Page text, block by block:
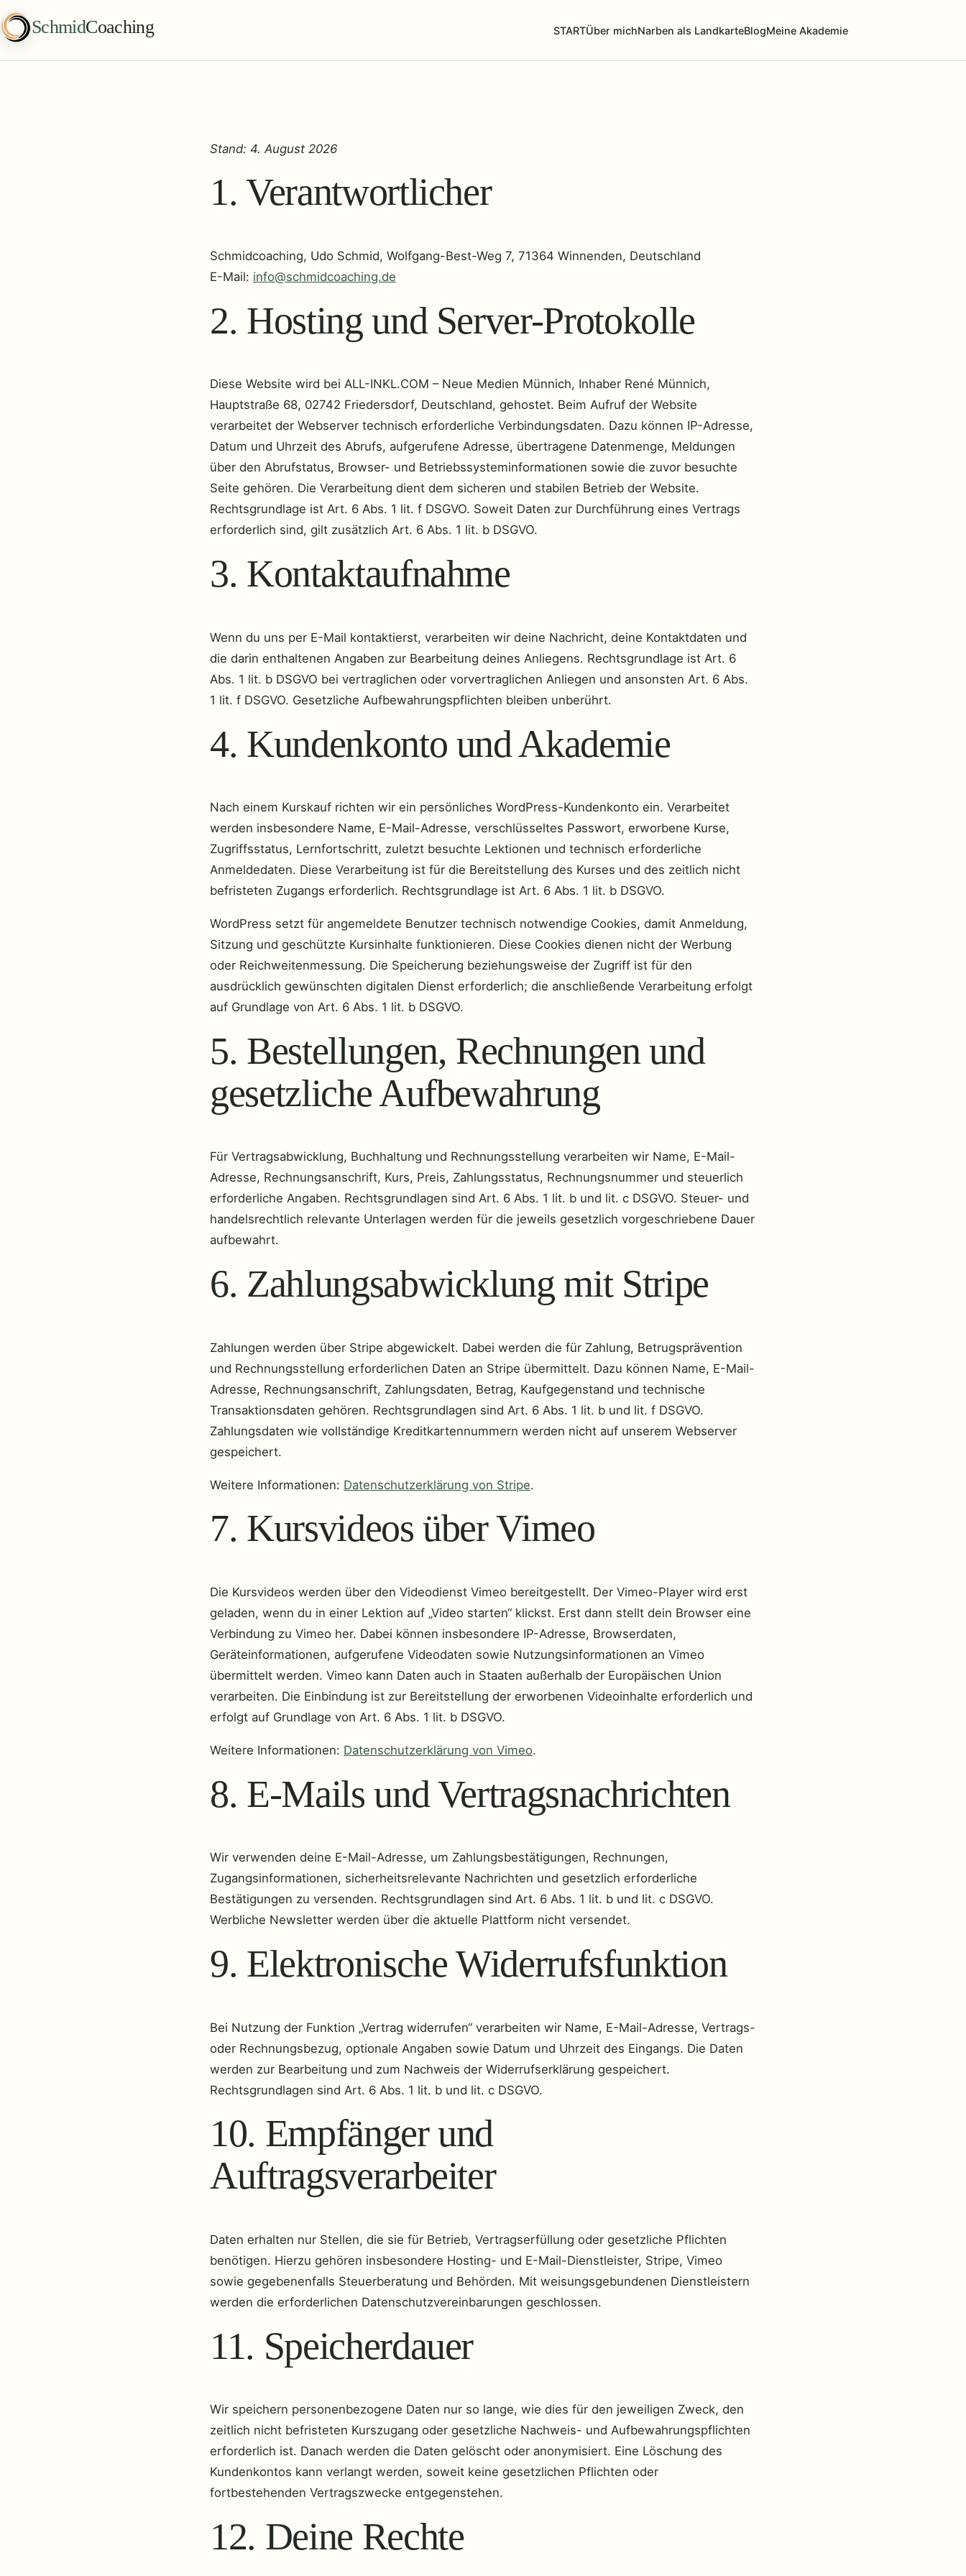
Zum Inhalt springen
SchmidCoaching STARTÜber michNarben als LandkarteBlogMeine Akademie
Stand: 4. August 2026
1. Verantwortlicher
Schmidcoaching, Udo Schmid, Wolfgang-Best-Weg 7, 71364 Winnenden, Deutschland
E-Mail: info@schmidcoaching.de
2. Hosting und Server-Protokolle
Diese Website wird bei ALL-INKL.COM – Neue Medien Münnich, Inhaber René Münnich,
Hauptstraße 68, 02742 Friedersdorf, Deutschland, gehostet. Beim Aufruf der Website
verarbeitet der Webserver technisch erforderliche Verbindungsdaten. Dazu können IP-Adresse,
Datum und Uhrzeit des Abrufs, aufgerufene Adresse, übertragene Datenmenge, Meldungen
über den Abrufstatus, Browser- und Betriebssysteminformationen sowie die zuvor besuchte
Seite gehören. Die Verarbeitung dient dem sicheren und stabilen Betrieb der Website.
Rechtsgrundlage ist Art. 6 Abs. 1 lit. f DSGVO. Soweit Daten zur Durchführung eines Vertrags
erforderlich sind, gilt zusätzlich Art. 6 Abs. 1 lit. b DSGVO.
3. Kontaktaufnahme
Wenn du uns per E-Mail kontaktierst, verarbeiten wir deine Nachricht, deine Kontaktdaten und
die darin enthaltenen Angaben zur Bearbeitung deines Anliegens. Rechtsgrundlage ist Art. 6
Abs. 1 lit. b DSGVO bei vertraglichen oder vorvertraglichen Anliegen und ansonsten Art. 6 Abs.
1 lit. f DSGVO. Gesetzliche Aufbewahrungspflichten bleiben unberührt.
4. Kundenkonto und Akademie
Nach einem Kurskauf richten wir ein persönliches WordPress-Kundenkonto ein. Verarbeitet
werden insbesondere Name, E-Mail-Adresse, verschlüsseltes Passwort, erworbene Kurse,
Zugriffsstatus, Lernfortschritt, zuletzt besuchte Lektionen und technisch erforderliche
Anmeldedaten. Diese Verarbeitung ist für die Bereitstellung des Kurses und des zeitlich nicht
befristeten Zugangs erforderlich. Rechtsgrundlage ist Art. 6 Abs. 1 lit. b DSGVO.
WordPress setzt für angemeldete Benutzer technisch notwendige Cookies, damit Anmeldung,
Sitzung und geschützte Kursinhalte funktionieren. Diese Cookies dienen nicht der Werbung
oder Reichweitenmessung. Die Speicherung beziehungsweise der Zugriff ist für den
ausdrücklich gewünschten digitalen Dienst erforderlich; die anschließende Verarbeitung erfolgt
auf Grundlage von Art. 6 Abs. 1 lit. b DSGVO.
5. Bestellungen, Rechnungen und
gesetzliche Aufbewahrung
Für Vertragsabwicklung, Buchhaltung und Rechnungsstellung verarbeiten wir Name, E-Mail-
Adresse, Rechnungsanschrift, Kurs, Preis, Zahlungsstatus, Rechnungsnummer und steuerlich
erforderliche Angaben. Rechtsgrundlagen sind Art. 6 Abs. 1 lit. b und lit. c DSGVO. Steuer- und
handelsrechtlich relevante Unterlagen werden für die jeweils gesetzlich vorgeschriebene Dauer
aufbewahrt.
6. Zahlungsabwicklung mit Stripe
Zahlungen werden über Stripe abgewickelt. Dabei werden die für Zahlung, Betrugsprävention
und Rechnungsstellung erforderlichen Daten an Stripe übermittelt. Dazu können Name, E-Mail-
Adresse, Rechnungsanschrift, Zahlungsdaten, Betrag, Kaufgegenstand und technische
Transaktionsdaten gehören. Rechtsgrundlagen sind Art. 6 Abs. 1 lit. b und lit. f DSGVO.
Zahlungsdaten wie vollständige Kreditkartennummern werden nicht auf unserem Webserver
gespeichert.
Weitere Informationen: Datenschutzerklärung von Stripe.
7. Kursvideos über Vimeo
Die Kursvideos werden über den Videodienst Vimeo bereitgestellt. Der Vimeo-Player wird erst
geladen, wenn du in einer Lektion auf „Video starten“ klickst. Erst dann stellt dein Browser eine
Verbindung zu Vimeo her. Dabei können insbesondere IP-Adresse, Browserdaten,
Geräteinformationen, aufgerufene Videodaten sowie Nutzungsinformationen an Vimeo
übermittelt werden. Vimeo kann Daten auch in Staaten außerhalb der Europäischen Union
verarbeiten. Die Einbindung ist zur Bereitstellung der erworbenen Videoinhalte erforderlich und
erfolgt auf Grundlage von Art. 6 Abs. 1 lit. b DSGVO.
Weitere Informationen: Datenschutzerklärung von Vimeo.
8. E-Mails und Vertragsnachrichten
Wir verwenden deine E-Mail-Adresse, um Zahlungsbestätigungen, Rechnungen,
Zugangsinformationen, sicherheitsrelevante Nachrichten und gesetzlich erforderliche
Bestätigungen zu versenden. Rechtsgrundlagen sind Art. 6 Abs. 1 lit. b und lit. c DSGVO.
Werbliche Newsletter werden über die aktuelle Plattform nicht versendet.
9. Elektronische Widerrufsfunktion
Bei Nutzung der Funktion „Vertrag widerrufen“ verarbeiten wir Name, E-Mail-Adresse, Vertrags-
oder Rechnungsbezug, optionale Angaben sowie Datum und Uhrzeit des Eingangs. Die Daten
werden zur Bearbeitung und zum Nachweis der Widerrufserklärung gespeichert.
Rechtsgrundlagen sind Art. 6 Abs. 1 lit. b und lit. c DSGVO.
10. Empfänger und
Auftragsverarbeiter
Daten erhalten nur Stellen, die sie für Betrieb, Vertragserfüllung oder gesetzliche Pflichten
benötigen. Hierzu gehören insbesondere Hosting- und E-Mail-Dienstleister, Stripe, Vimeo
sowie gegebenenfalls Steuerberatung und Behörden. Mit weisungsgebundenen Dienstleistern
werden die erforderlichen Datenschutzvereinbarungen geschlossen.
11. Speicherdauer
Wir speichern personenbezogene Daten nur so lange, wie dies für den jeweiligen Zweck, den
zeitlich nicht befristeten Kurszugang oder gesetzliche Nachweis- und Aufbewahrungspflichten
erforderlich ist. Danach werden die Daten gelöscht oder anonymisiert. Eine Löschung des
Kundenkontos kann verlangt werden, soweit keine gesetzlichen Pflichten oder
fortbestehenden Vertragszwecke entgegenstehen.
12. Deine Rechte